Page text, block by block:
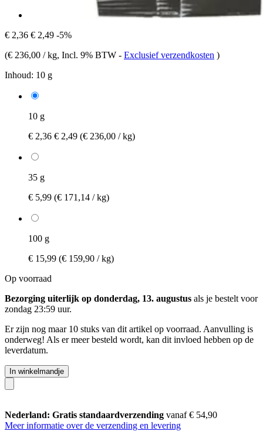
€ 2,36 € 2,49 -5%
(€ 236,00 / kg, Incl. 9% BTW - Exclusief verzendkosten )
Inhoud: 10 g
10 g
€ 2,36 € 2,49 (€ 236,00 / kg)
35 g
€ 5,99 (€ 171,14 / kg)
100 g
€ 15,99 (€ 159,90 / kg)
Op voorraad
Bezorging uiterlijk op donderdag, 13. augustus als je bestelt voor
zondag 23:59 uur.
Er zijn nog maar 10 stuks van dit artikel op voorraad. Aanvulling is
onderweg! Als er meer besteld wordt, kan dit invloed hebben op de
leverdatum.
In winkelmandje
Nederland: Gratis standaardverzending vanaf € 54,90
Meer informatie over de verzending en levering